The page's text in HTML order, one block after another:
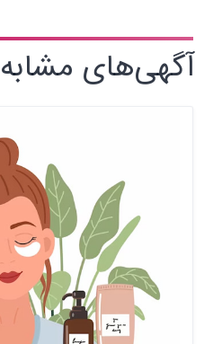
آگهی‌های مشابه